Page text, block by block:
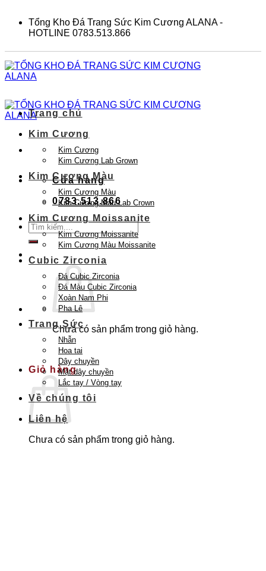
content
Tổng Kho Đá Trang Sức Kim Cương ALANA -
HOTLINE 0783.513.866
Cửa hàng
0783.513.866
Tìm
kiếm:
Chưa có sản phẩm trong giỏ hàng.
Quay trở lại cửa hàng
Giỏ hàng
Chưa có sản phẩm trong giỏ hàng.
Trang chủ
Kim Cương
Kim Cương
Kim Cương Lab Grown
Kim Cương Màu
Kim Cương Màu
Kim Cương Màu Lab Crown
Kim Cương Moissanite
Kim Cương Moissanite
Kim Cương Màu Moissanite
Cubic Zirconia
Đá Cubic Zirconia
Đá Màu Cubic Zirconia
Xoàn Nam Phi
Pha Lê
Trang Sức
Nhẫn
Hoa tai
Dây chuyền
Mặt dây chuyền
Lắc tay / Vòng tay
Về chúng tôi
Liên hệ